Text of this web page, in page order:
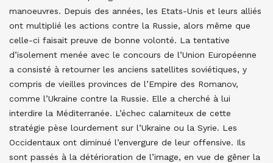
manoeuvres. Depuis des années, les Etats-Unis et leurs alliés
ont multiplié les actions contre la Russie, alors même que
celle-ci faisait preuve de bonne volonté. La tentative
d’isolement menée avec le concours de l’Union Européenne
a consisté à retourner les anciens satellites soviétiques, y
compris de vieilles provinces de l’Empire des Romanov,
comme l’Ukraine contre la Russie. Elle a cherché à lui
interdire la Méditerranée. L’échec calamiteux de cette
stratégie pèse lourdement sur l’Ukraine ou la Syrie. Les
Occidentaux ont diminué l’envergure de leur offensive. Ils
sont passés à la détérioration de l’image, en vue de gêner la